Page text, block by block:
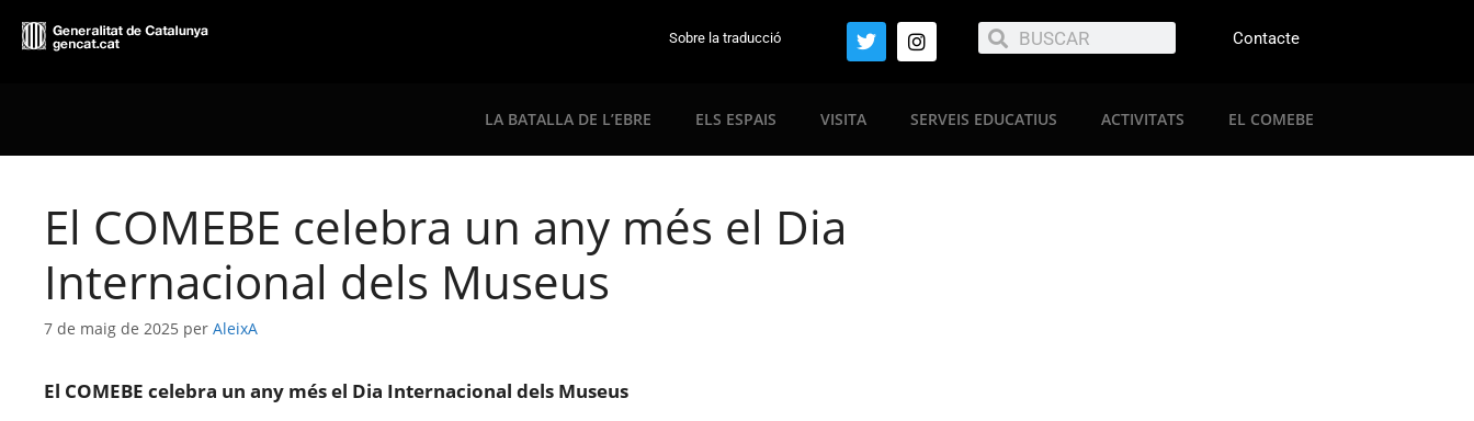
Sobre la traducció Contacte
LA BATALLA DE L’EBRE ELS ESPAIS VISITA SERVEIS EDUCATIUS ACTIVITATS EL COMEBE
El COMEBE celebra un any més el Dia
Internacional dels Museus
7 de maig de 2025 per AleixA
El COMEBE celebra un any més el Dia Internacional dels Museus